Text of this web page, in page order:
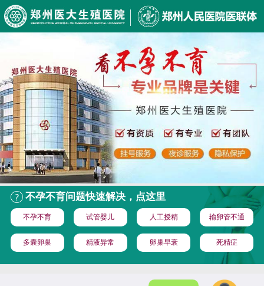
不孕不育问题快速解决，点这里
不孕不育 试管婴儿 人工授精 输卵管不通
多囊卵巢 精液异常 卵巢早衰 死精症